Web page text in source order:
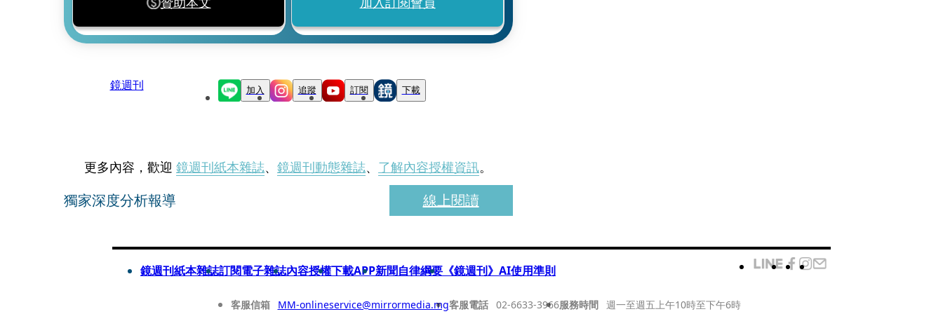
鏡週刊 加入 追蹤 訂閱 下載
更多內容，歡迎 鏡週刊紙本雜誌、 鏡週刊動態雜誌、 了解內容授權資訊。
獨家深度分析報導 線上閱讀
鏡週刊紙本雜誌訂閱電子雜誌內容授權下載APP新聞自律綱要 《鏡週刊》AI使用準則
客服信箱 MM-onlineservice@mirrormedia.mg客服電話 02-6633-3966服務時間 週一至週五上午10時至下午6時